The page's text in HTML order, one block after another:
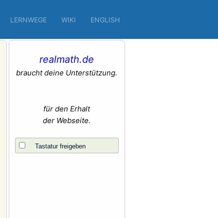
LERNWEGE WIKI ENGLISH
realmath.de
braucht deine Unterstützung.
für den Erhalt
der Webseite.
Tastatur freigeben